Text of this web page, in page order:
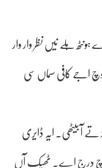
ہونٹھ ہلے نیں نظر وار وار
اجے کافی سماں سی
آ بیٹھی۔ ایہ ڈایری
وچ درج اے۔ ٹھیک آں